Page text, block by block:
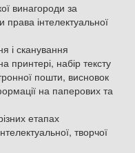
винагороди за
права інтелектуальної
і сканування
принтері, набір тексту
пошти, висновок
на паперових та
етапах
творчої